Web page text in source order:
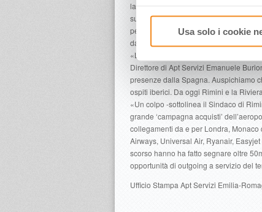
Usa solo i cookie
la connessione internazionale di tale
sulla base dei dati reperibili dai
per le connessioni con altri aeroporti
dando finalmente a molti romagnoli la
«La quota di turisti spagnoli in
Direttore di Apt Servizi Emanuele
presenze dalla Spagna. Auspichiamo
ospiti iberici. Da oggi Rimini e la
«Un colpo -sottolinea il Sindaco di
grande ‘campagna acquisti’
collegamenti da e per Londra,
Airways, Universal Air, Ryanair,
scorso hanno ha fatto segnare oltre
opportunità di outgoing a servizio del
Ufficio Stampa Apt Servizi Emilia-